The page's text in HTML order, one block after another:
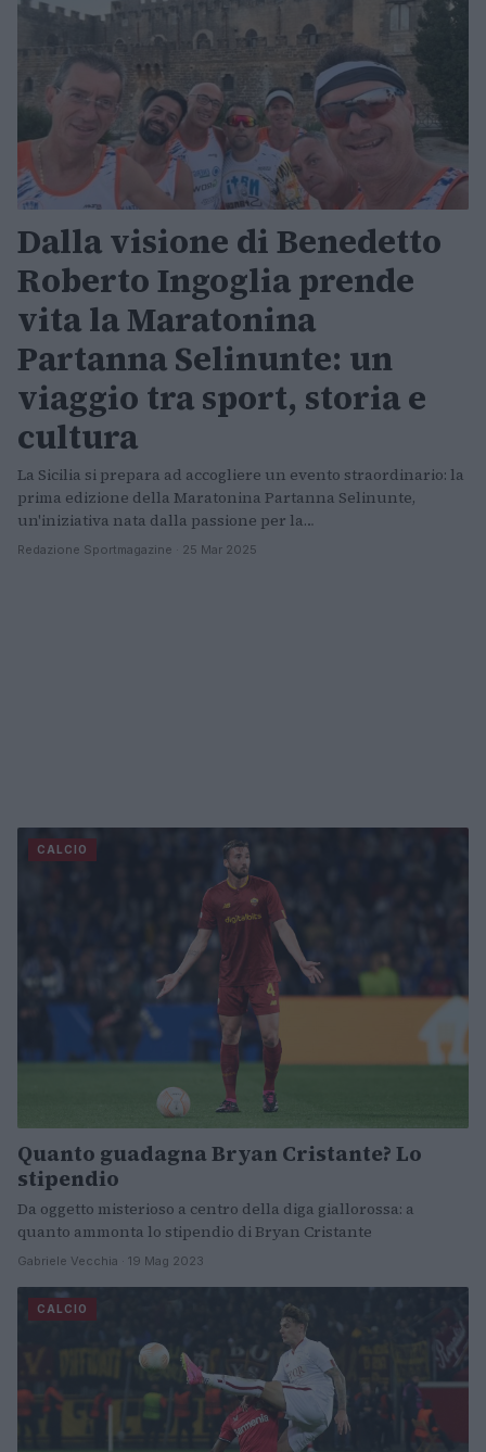
Dalla visione di Benedetto
Roberto Ingoglia prende
vita la Maratonina
Partanna Selinunte: un
viaggio tra sport, storia e
cultura
La Sicilia si prepara ad accogliere un evento straordinario: la
prima edizione della Maratonina Partanna Selinunte,
un'iniziativa nata dalla passione per la…
Redazione Sportmagazine · 25 Mar 2025
CALCIO
Quanto guadagna Bryan Cristante? Lo
stipendio
Da oggetto misterioso a centro della diga giallorossa: a
quanto ammonta lo stipendio di Bryan Cristante
Gabriele Vecchia · 19 Mag 2023
CALCIO